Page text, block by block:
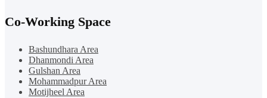
Co-Working Space
Bashundhara Area
Dhanmondi Area
Gulshan Area
Mohammadpur Area
Motijheel Area